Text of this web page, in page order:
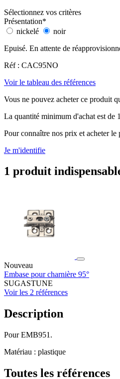
Sélectionnez vos critères
Présentation*
nickelé
noir
Epuisé. En attente de
Réf : CAC95NO
Voir le tableau des références
Vous ne pouvez acheter ce produit
La quantité minimum d'achat est de 1
Pour connaître nos prix et acheter
Je m'identifie
1 produit
Nouveau
Embase pour charnière 95°
SUGASTUNE
Voir les 2 références
Description
Pour EMB951.
Matériau : plastique
Toutes les références